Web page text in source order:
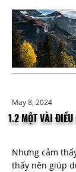
May 8, 2024
1.2 MỘT VÀI
Nhưng cảm
thấy nên giúp